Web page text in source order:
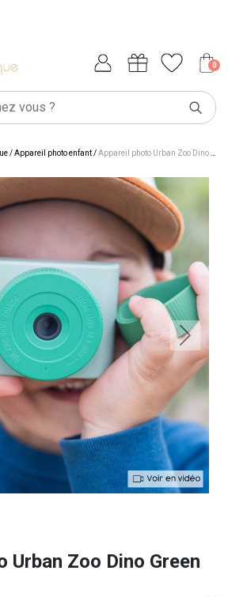
0
/Appareil photo enfant/Appareil photo Urban Zoo Dino Green
Urban Zoo Dino Green